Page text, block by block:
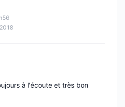
à l'écoute et très bon